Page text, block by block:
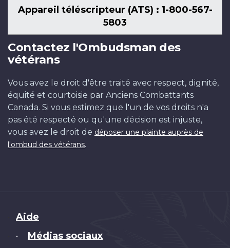
Appareil téléscripteur (ATS) : 1-800-567-
5803
Contactez l'Ombudsman des
vétérans
Vous avez le droit d'être traité avec respect, dignité,
équité et courtoisie par Anciens Combattants
Canada. Si vous estimez que l'un de vos droits n'a
pas été respecté ou qu'une décision est injuste,
vous avez le droit de déposer une plainte auprès de
l'ombud des vétérans.
Brand
Aide
• Médias sociaux